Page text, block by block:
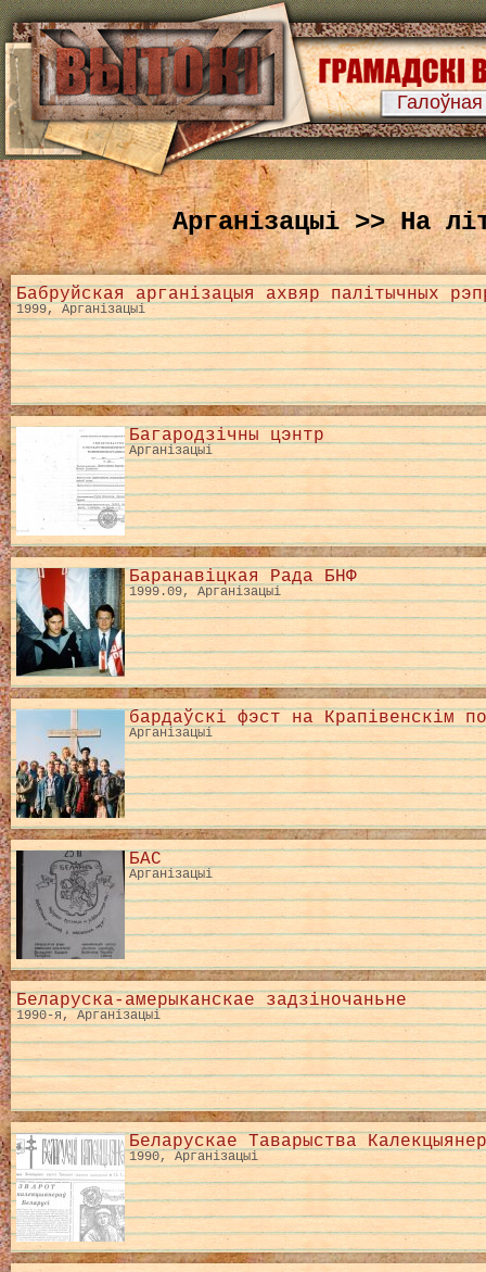
Галоўная
Арганізацыі >> На
Бабруйская арганізацыя ахвяр палітычных
1999, Арганізацыі
Багародзічны цэнтр
Арганізацыі
Баранавіцкая Рада БНФ
1999.09, Арганізацыі
бардаўскі фэст на Крапівенскім
Арганізацыі
БАС
Арганізацыі
Беларуска-амерыканскае задзіночаньне
1990-я, Арганізацыі
Беларускае Таварыства
1990, Арганізацыі